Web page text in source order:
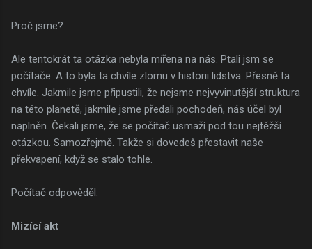
Proč jsme?
Ale tentokrát ta otázka nebyla mířena na nás. Ptali jsm se
počítače. A to byla ta chvíle zlomu v historii lidstva. Přesně ta
chvíle. Jakmile jsme připustili, že nejsme nejvyvinutější struktura
na této planetě, jakmile jsme předali pochodeň, nás účel byl
naplněn. Čekali jsme, že se počítač usmaží pod tou nejtěžší
otázkou. Samozřejmě. Takže si dovedeš přestavit naše
překvapení, když se stalo tohle.
Počítač odpověděl.
Mizící akt